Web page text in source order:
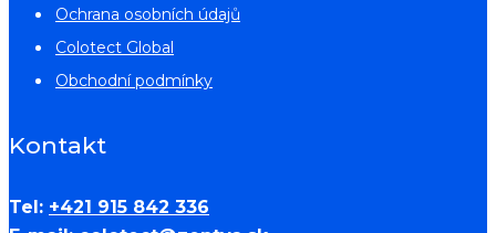
Ochrana osobních údajů
Colotect Global
Obchodní podmínky
Kontakt
Tel: +421 915 842 336